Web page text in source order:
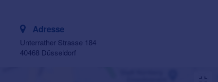
Adresse
Unterrather Strasse 184
40468 Düsseldorf